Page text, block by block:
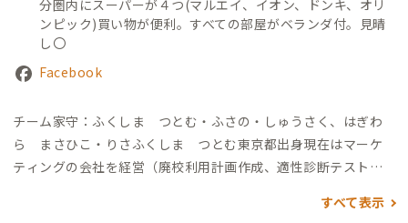
分圏内にスーパーが４つ(マルエイ、イオン、ドンキ、オリ
ンピック)買い物が便利。すべての部屋がベランダ付。見晴
し〇
Facebook
チーム家守：ふくしま つとむ・ふさの・しゅうさく、はぎわ
ら まさひこ・りさふくしま つとむ東京都出身現在はマーケ
ティングの会社を経営（廃校利用計画作成、適性診断テスト開
院で社会心理学の杉森伸吉先生に師事。「魅力的な人が育つ仕
すべて表示